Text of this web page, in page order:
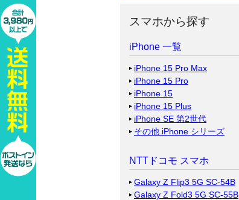
スマホから探す
iPhone 一覧
iPhone 15 Pro Max
iPhone 15 Pro
iPhone 15
iPhone 15 Plus
iPhone SE 第2世代
その他 iPhone シリーズ
NTTドコモ スマホ
Galaxy Z Flip3 5G SC-54B
Galaxy Z Fold3 5G SC-55B